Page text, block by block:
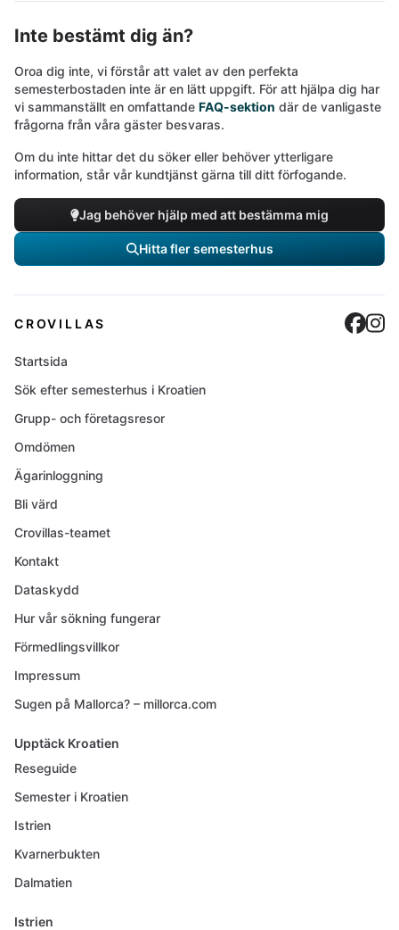
Inte bestämt dig än?
Oroa dig inte, vi förstår att valet av den perfekta
semesterbostaden inte är en lätt uppgift. För att hjälpa dig har
vi sammanställt en omfattande FAQ-sektion där de vanligaste
frågorna från våra gäster besvaras.
Om du inte hittar det du söker eller behöver ytterligare
information, står vår kundtjänst gärna till ditt förfogande.
Jag behöver hjälp med att bestämma mig
Hitta fler semesterhus
CROVILLAS
Startsida
Sök efter semesterhus i Kroatien
Grupp- och företagsresor
Omdömen
Ägarinloggning
Bli värd
Crovillas-teamet
Kontakt
Dataskydd
Hur vår sökning fungerar
Förmedlingsvillkor
Impressum
Sugen på Mallorca? – millorca.com
Upptäck Kroatien
Reseguide
Semester i Kroatien
Istrien
Kvarnerbukten
Dalmatien
Istrien